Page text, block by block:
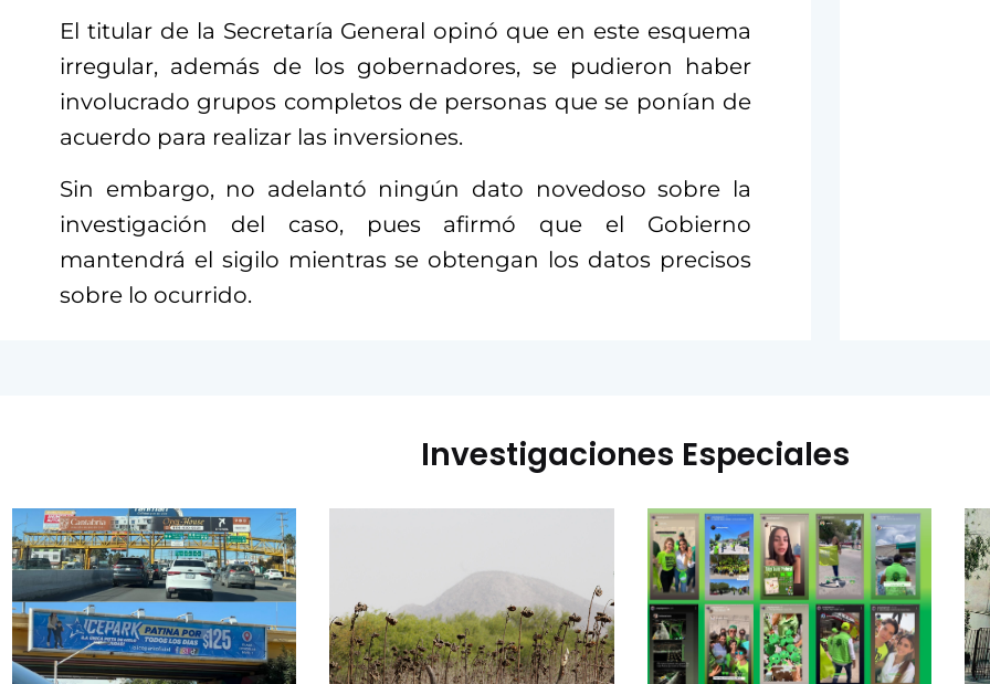
El titular de la Secretaría General opinó que en este esquema
irregular, además de los gobernadores, se pudieron haber
involucrado grupos completos de personas que se ponían de
acuerdo para realizar las inversiones.
Sin embargo, no adelantó ningún dato novedoso sobre la
investigación del caso, pues afirmó que el Gobierno
mantendrá el sigilo mientras se obtengan los datos precisos
sobre lo ocurrido.
Investigaciones Especiales